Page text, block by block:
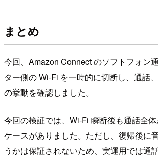
まとめ
今回、Amazon Connect のソフトフォン
ター側の Wi-Fi を一時的に切断し、通話
の挙動を確認しました。
今回の検証では、Wi-Fi 瞬断後も通話全
ケースがありました。ただし、復帰後に
うかは保証されないため、実運用では通